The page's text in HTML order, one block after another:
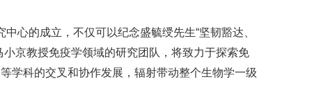
心的成立，不仅可以纪念盛毓绶先生“坚韧豁达、
京教授免疫学领域的研究团队，将致力于探索免
学科的交叉和协作发展，辐射带动整个生物学一级